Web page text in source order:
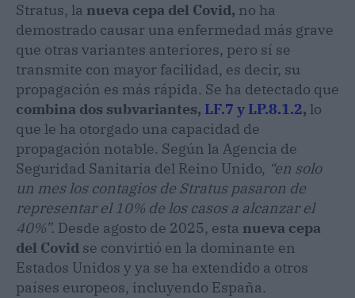
Stratus, la nueva cepa del Covid, no ha
demostrado causar una enfermedad más grave
que otras variantes anteriores, pero sí se
transmite con mayor facilidad, es decir, su
propagación es más rápida. Se ha detectado que
combina dos subvariantes, LF.7 y LP.8.1.2, lo
que le ha otorgado una capacidad de
propagación notable. Según la Agencia de
Seguridad Sanitaria del Reino Unido, “en solo
un mes los contagios de Stratus pasaron de
representar el 10% de los casos a alcanzar el
40%”. Desde agosto de 2025, esta nueva cepa
del Covid se convirtió en la dominante en
Estados Unidos y ya se ha extendido a otros
países europeos, incluyendo España.